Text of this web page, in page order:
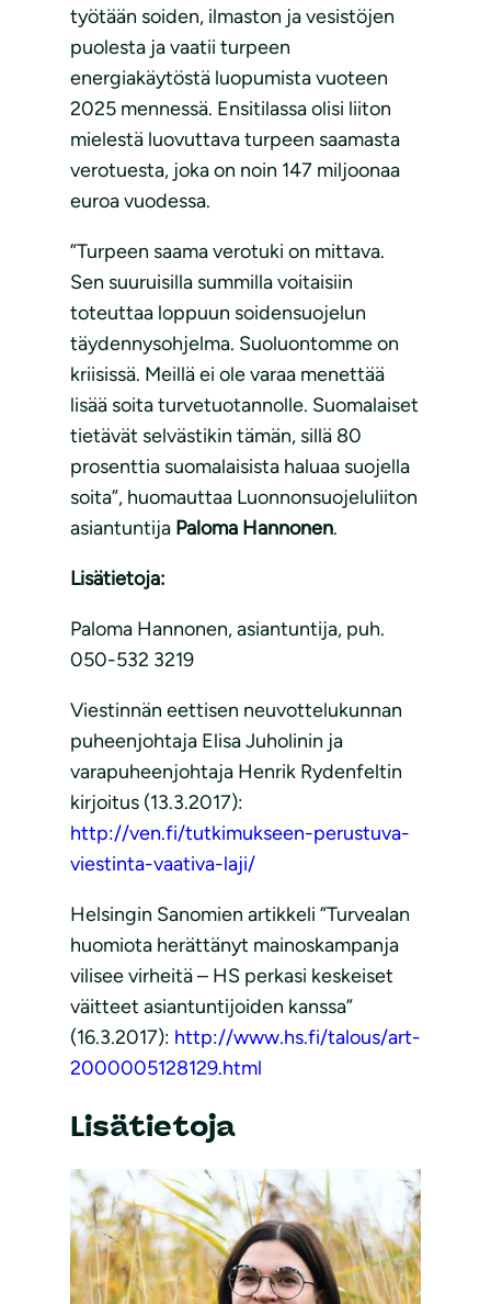
työtään soiden, ilmaston ja vesistöjen
puolesta ja vaatii turpeen
energiakäytöstä luopumista vuoteen
2025 mennessä. Ensitilassa olisi liiton
mielestä luovuttava turpeen saamasta
verotuesta, joka on noin 147 miljoonaa
euroa vuodessa.
”Turpeen saama verotuki on mittava.
Sen suuruisilla summilla voitaisiin
toteuttaa loppuun soidensuojelun
täydennysohjelma. Suoluontomme on
kriisissä. Meillä ei ole varaa menettää
lisää soita turvetuotannolle. Suomalaiset
tietävät selvästikin tämän, sillä 80
prosenttia suomalaisista haluaa suojella
soita”, huomauttaa Luonnonsuojeluliiton
asiantuntija Paloma Hannonen.
Lisätietoja:
Paloma Hannonen, asiantuntija, puh.
050-532 3219
Viestinnän eettisen neuvottelukunnan
puheenjohtaja Elisa Juholinin ja
varapuheenjohtaja Henrik Rydenfeltin
kirjoitus (13.3.2017):
http://ven.fi/tutkimukseen-perustuva-
viestinta-vaativa-laji/
Helsingin Sanomien artikkeli ”Turvealan
huomiota herättänyt mainoskampanja
vilisee virheitä – HS perkasi keskeiset
väitteet asiantuntijoiden kanssa”
(16.3.2017): http://www.hs.fi/talous/art-
2000005128129.html
Lisätietoja